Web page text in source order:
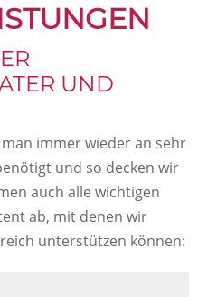
UND
immer wieder an sehr
und so decken wir
auch alle wichtigen
ab, mit denen wir
unterstützen können: